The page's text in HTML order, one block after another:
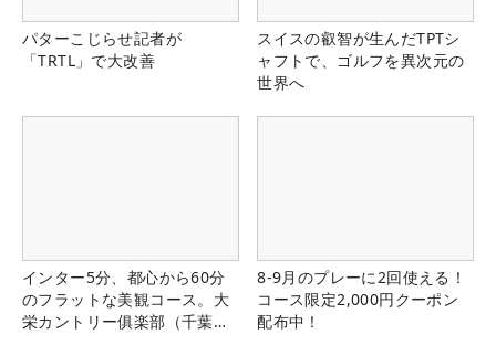
パターこじらせ記者が
「TRTL」で大改善
スイスの叡智が生んだTPTシ
ャフトで、ゴルフを異次元の
世界へ
インター5分、都心から60分
のフラットな美観コース。大
栄カントリー俱楽部（千葉
8-9月のプレーに2回使える！
コース限定2,000円クーポン
配布中！